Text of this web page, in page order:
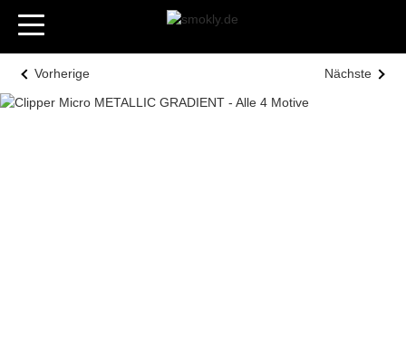
Vorherige Nächste